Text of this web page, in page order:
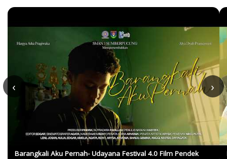
‹
Barangkali Aku Pernah- Udayana Festival 4.0 Film Pendek
›